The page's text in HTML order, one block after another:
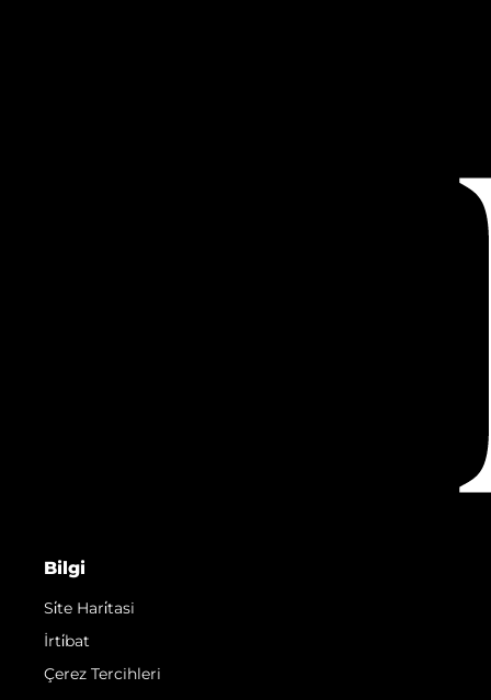
Bilgi
Si̇te Hari̇tasi
İrti̇bat
Çerez Tercihleri